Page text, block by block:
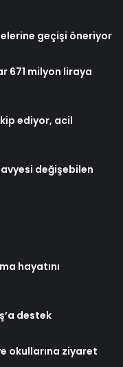
geçişi öneriyor
671 milyon liraya
ediyor, acil
değişebilen
hayatını
destek
okullarına ziyaret